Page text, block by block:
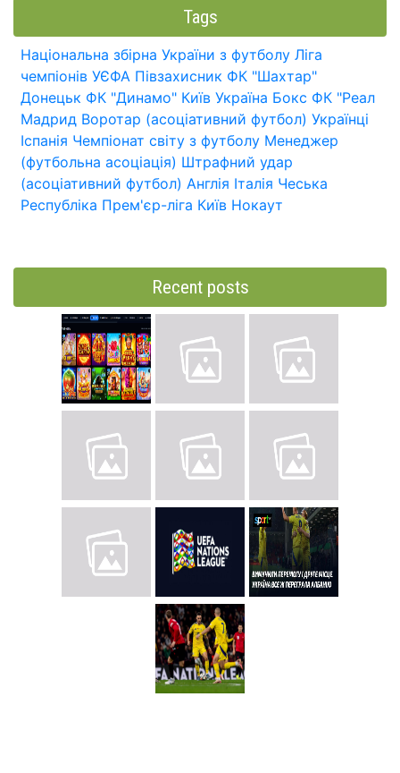
Tags
Національна збірна України з футболу Ліга
чемпіонів УЄФА Півзахисник ФК "Шахтар"
Донецьк ФК "Динамо" Київ Україна Бокс ФК "Реал
Мадрид Воротар (асоціативний футбол) Українці
Іспанія Чемпіонат світу з футболу Менеджер
(футбольна асоціація) Штрафний удар
(асоціативний футбол) Англія Італія Чеська
Республіка Прем'єр-ліга Київ Нокаут
Recent posts